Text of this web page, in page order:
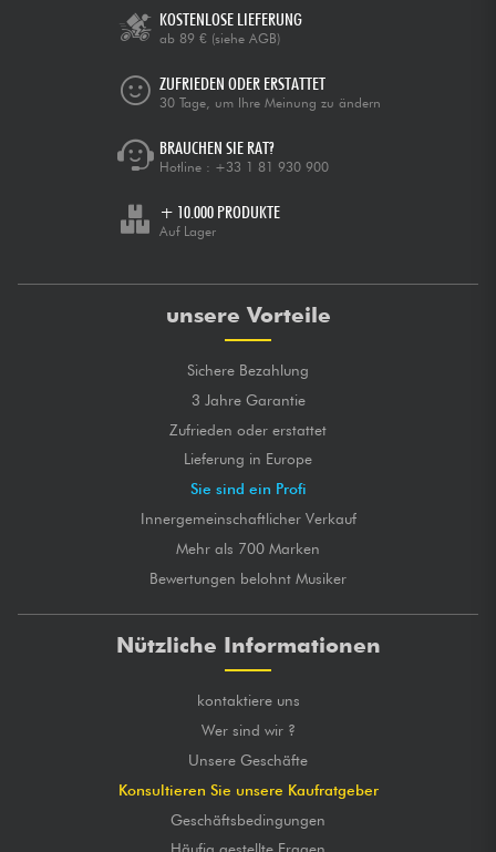
KOSTENLOSE LIEFERUNG
ab 89 € (siehe AGB)
ZUFRIEDEN ODER ERSTATTET
30 Tage, um Ihre Meinung zu ändern
BRAUCHEN SIE RAT?
Hotline : +33 1 81 930 900
+ 10.000 PRODUKTE
Auf Lager
unsere Vorteile
Sichere Bezahlung
3 Jahre Garantie
Zufrieden oder erstattet
Lieferung in Europe
Sie sind ein Profi
Innergemeinschaftlicher Verkauf
Mehr als 700 Marken
Bewertungen belohnt Musiker
Nützliche Informationen
kontaktiere uns
Wer sind wir ?
Unsere Geschäfte
Konsultieren Sie unsere Kaufratgeber
Geschäftsbedingungen